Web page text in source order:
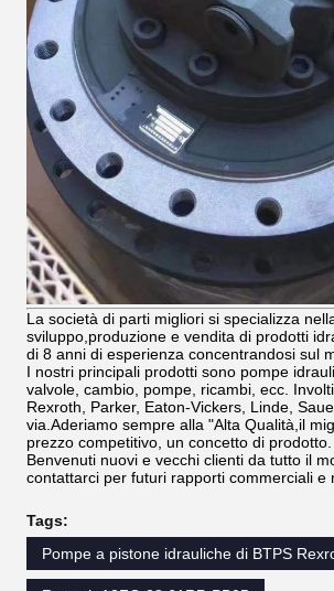
La società di parti migliori si specializza
sviluppo,produzione e vendita di prodotti
di 8 anni di esperienza concentrandosi sul
I nostri principali prodotti sono pompe
valvole, cambio, pompe, ricambi, ecc.
Rexroth, Parker, Eaton-Vickers, Linde,
via.Aderiamo sempre alla "Alta Qualità,il
prezzo competitivo, un concetto di prodotto.
Benvenuti nuovi e vecchi clienti da tutto il
contattarci per futuri rapporti commerciali e
Tags:
Pompe a pistone idrauliche di BTPS